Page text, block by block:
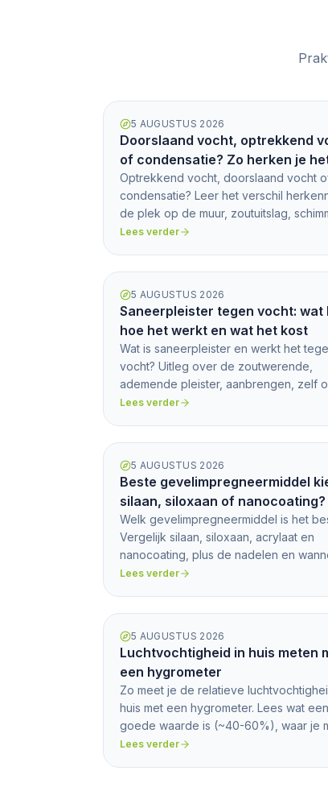
5 AUGUSTUS 2026
Doorslaand vocht, optrekkend
of condensatie? Zo herken je
verschil
Optrekkend vocht, doorslaand vocht
condensatie? Leer het verschil
de plek op de muur, zoutuitslag,
een simpele folietest.
Lees verder
5 AUGUSTUS 2026
Saneerpleister tegen vocht: wat
hoe het werkt en wat het kost
Wat is saneerpleister en werkt het
vocht? Uitleg over de zoutwerende,
ademende pleister, aanbrengen, zelf
vakman en prijs per m2 als richting.
Lees verder
5 AUGUSTUS 2026
Beste gevelimpregneermiddel
silaan, siloxaan of nanocoating?
Welk gevelimpregneermiddel is het
Vergelijk silaan, siloxaan, acrylaat en
nanocoating, plus de nadelen en
juist niet moet impregneren.
Lees verder
5 AUGUSTUS 2026
Luchtvochtigheid in huis meten
een hygrometer
Zo meet je de relatieve
huis met een hygrometer. Lees wat een
goede waarde is (~40-60%), waar je
wat te hoog of te laag betekent.
Lees verder